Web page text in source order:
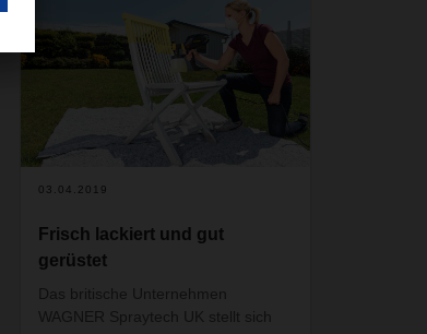
03.04.2019
Frisch lackiert und gut
gerüstet
Das britische Unternehmen
WAGNER Spraytech UK stellt sich